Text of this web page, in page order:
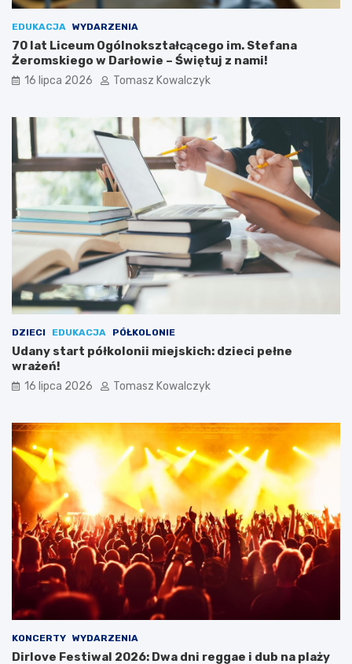
EDUKACJA WYDARZENIA
70 lat Liceum Ogólnokształcącego im. Stefana
Żeromskiego w Darłowie – Świętuj z nami!
16 lipca 2026 Tomasz Kowalczyk
DZIECI EDUKACJA PÓŁKOLONIE
Udany start półkolonii miejskich: dzieci pełne
wrażeń!
16 lipca 2026 Tomasz Kowalczyk
KONCERTY WYDARZENIA
Dirlove Festiwal 2026: Dwa dni reggae i dub na plaży